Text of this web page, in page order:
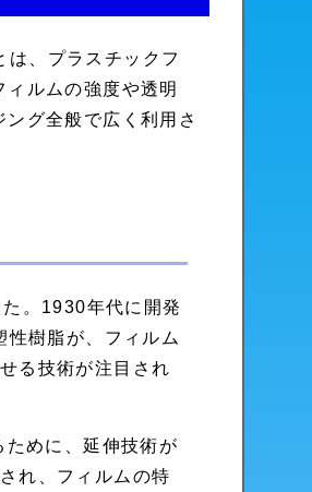
は、プラスチックフ
ルムの強度や透明
ング全般で広く利用さ
。1930年代に開発
性樹脂が、フィルム
る技術が注目され
めに、延伸技術が
れ、フィルムの特